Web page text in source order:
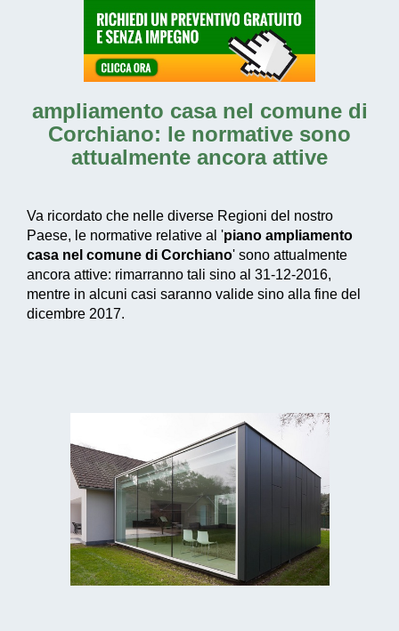
ampliamento casa nel comune di
Corchiano: le normative sono
attualmente ancora attive
Va ricordato che nelle diverse Regioni del nostro
Paese, le normative relative al 'piano ampliamento
casa nel comune di Corchiano' sono attualmente
ancora attive: rimarranno tali sino al 31-12-2016,
mentre in alcuni casi saranno valide sino alla fine del
dicembre 2017.